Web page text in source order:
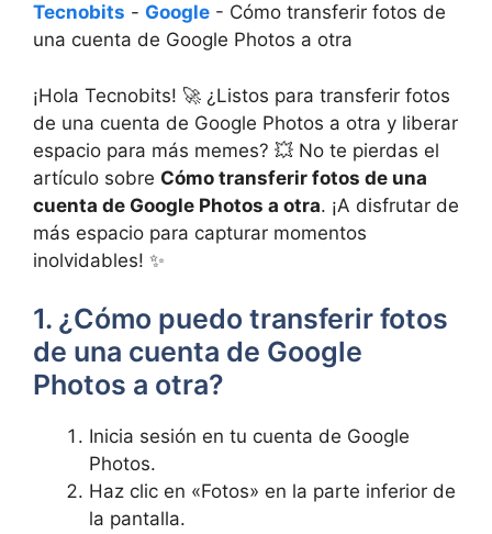
Tecnobits - Google - Cómo transferir fotos de
una cuenta de Google Photos a otra
¡Hola Tecnobits! 🚀 ¿Listos para transferir fotos
de una cuenta ⁤de‍ Google Photos ​a⁣ otra y liberar
espacio para más memes? 💥 No te pierdas el‌
artículo sobre Cómo transferir ⁣fotos de ⁤una
cuenta de Google Photos a ⁢otra. ¡A disfrutar de
más‍ espacio para capturar momentos
inolvidables! ✨
1. ¿Cómo puedo transferir fotos
de una cuenta de Google
Photos a otra?
Inicia sesión en tu cuenta de Google
Photos.
Haz clic​ en «Fotos» en la parte inferior de
la pantalla.